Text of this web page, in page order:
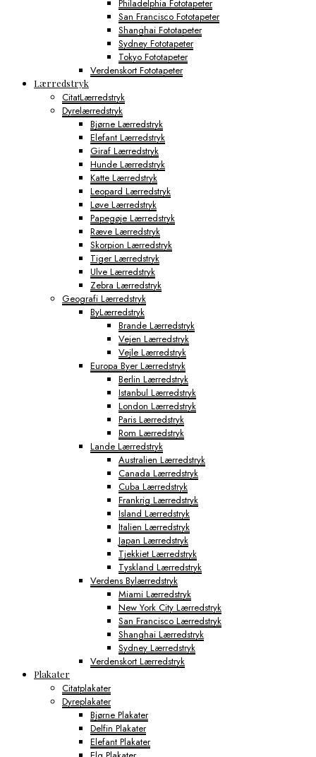
Philadelphia Fototapeter
San Francisco Fototapeter
Shanghai Fototapeter
Sydney Fototapeter
Tokyo Fototapeter
Verdenskort Fototapeter
Lærredstryk
CitatLærredstryk
Dyrelærredstryk
Bjørne Lærredstryk
Elefant Lærredstryk
Giraf Lærredstryk
Hunde Lærredstryk
Katte Lærredstryk
Leopard Lærredstryk
Løve Lærredstryk
Papegøje Lærredstryk
Ræve Lærredstryk
Skorpion Lærredstryk
Tiger Lærredstryk
Ulve Lærredstryk
Zebra Lærredstryk
Geografi Lærredstryk
ByLærredstryk
Brande Lærredstryk
Vejen Lærredstryk
Vejle Lærredstryk
Europa Byer Lærredstryk
Berlin Lærredstryk
Istanbul Lærredstryk
London Lærredstryk
Paris Lærredstryk
Rom Lærredstryk
Lande Lærredstryk
Australien Lærredstryk
Canada Lærredstryk
Cuba Lærredstryk
Frankrig Lærredstryk
Island Lærredstryk
Italien Lærredstryk
Japan Lærredstryk
Tjekkiet Lærredstryk
Tyskland Lærredstryk
Verdens Bylærredstryk
Miami Lærredstryk
New York City Lærredstryk
San Francisco Lærredstryk
Shanghai Lærredstryk
Sydney Lærredstryk
Verdenskort Lærredstryk
Plakater
Citatplakater
Dyreplakater
Bjørne Plakater
Delfin Plakater
Elefant Plakater